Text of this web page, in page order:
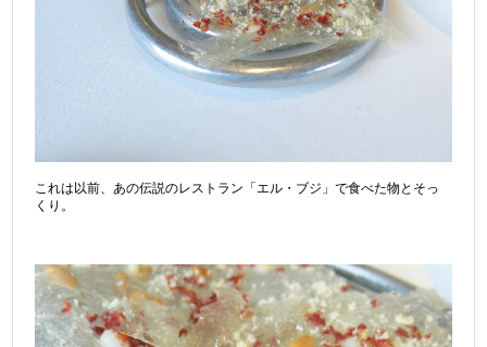
これは以前、あの伝説のレストラン「エル・ブジ」で食べた物とそっ
くり。